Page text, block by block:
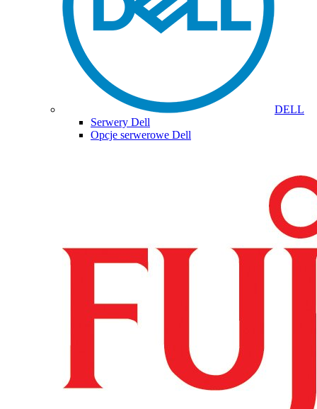
DELL
Serwery Dell
Opcje serwerowe Dell